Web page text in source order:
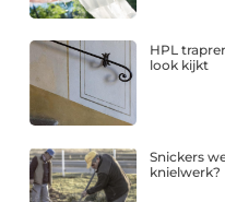
HPL
look kijkt
Snickers
knielwerk?